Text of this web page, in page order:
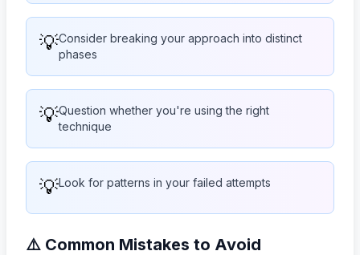
💡Consider breaking your approach into distinct
phases
💡Question whether you're using the right
technique
💡Look for patterns in your failed attempts
⚠️ Common Mistakes to Avoid